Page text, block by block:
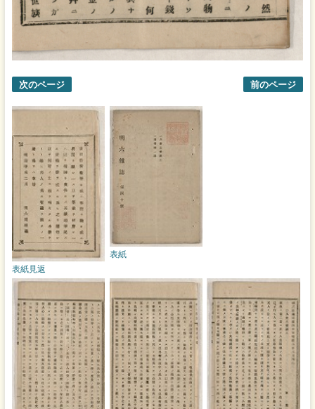
次のページ 前のページ
表紙
表紙見返